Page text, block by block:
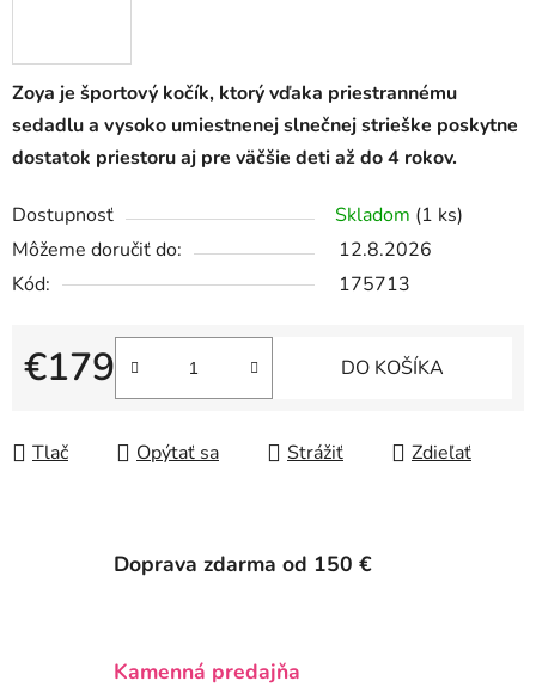
Zoya je športový kočík, ktorý vďaka priestrannému
sedadlu a vysoko umiestnenej slnečnej strieške poskytne
dostatok priestoru aj pre väčšie deti až do 4 rokov.
Dostupnosť Skladom (1 ks)
Môžeme doručiť do:
12.8.2026
Kód:
175713
€179
Jednotková cena:
DO KOŠÍKA
Tlač Opýtať sa Strážiť Zdieľať
Doprava zdarma od 150 €
Kamenná predajňa